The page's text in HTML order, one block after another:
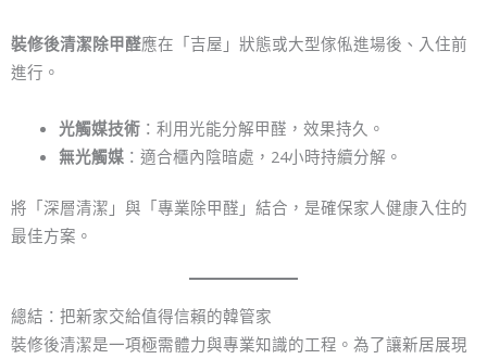
裝修後清潔除甲醛應在「吉屋」狀態或大型傢俬進場後、入住前
進行。
光觸媒技術：利用光能分解甲醛，效果持久。
無光觸媒：適合櫃內陰暗處，24小時持續分解。
將「深層清潔」與「專業除甲醛」結合，是確保家人健康入住的
最佳方案。
總結：把新家交給值得信賴的韓管家
裝修後清潔是一項極需體力與專業知識的工程。為了讓新居展現